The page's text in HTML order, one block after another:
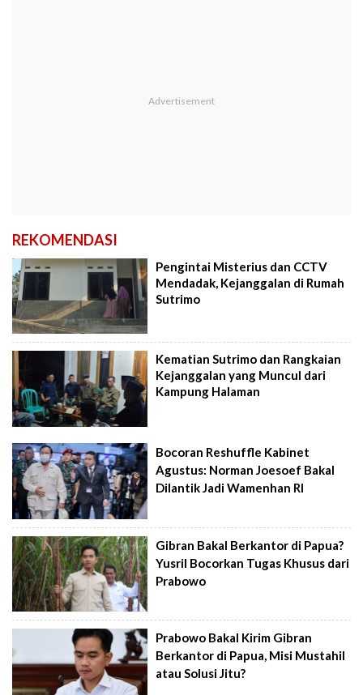
REKOMENDASI
Pengintai Misterius dan CCTV
Mendadak, Kejanggalan di Rumah
Sutrimo
Kematian Sutrimo dan Rangkaian
Kejanggalan yang Muncul dari
Kampung Halaman
Bocoran Reshuffle Kabinet
Agustus: Norman Joesoef Bakal
Dilantik Jadi Wamenhan RI
Gibran Bakal Berkantor di Papua?
Yusril Bocorkan Tugas Khusus dari
Prabowo
Prabowo Bakal Kirim Gibran
Berkantor di Papua, Misi Mustahil
atau Solusi Jitu?